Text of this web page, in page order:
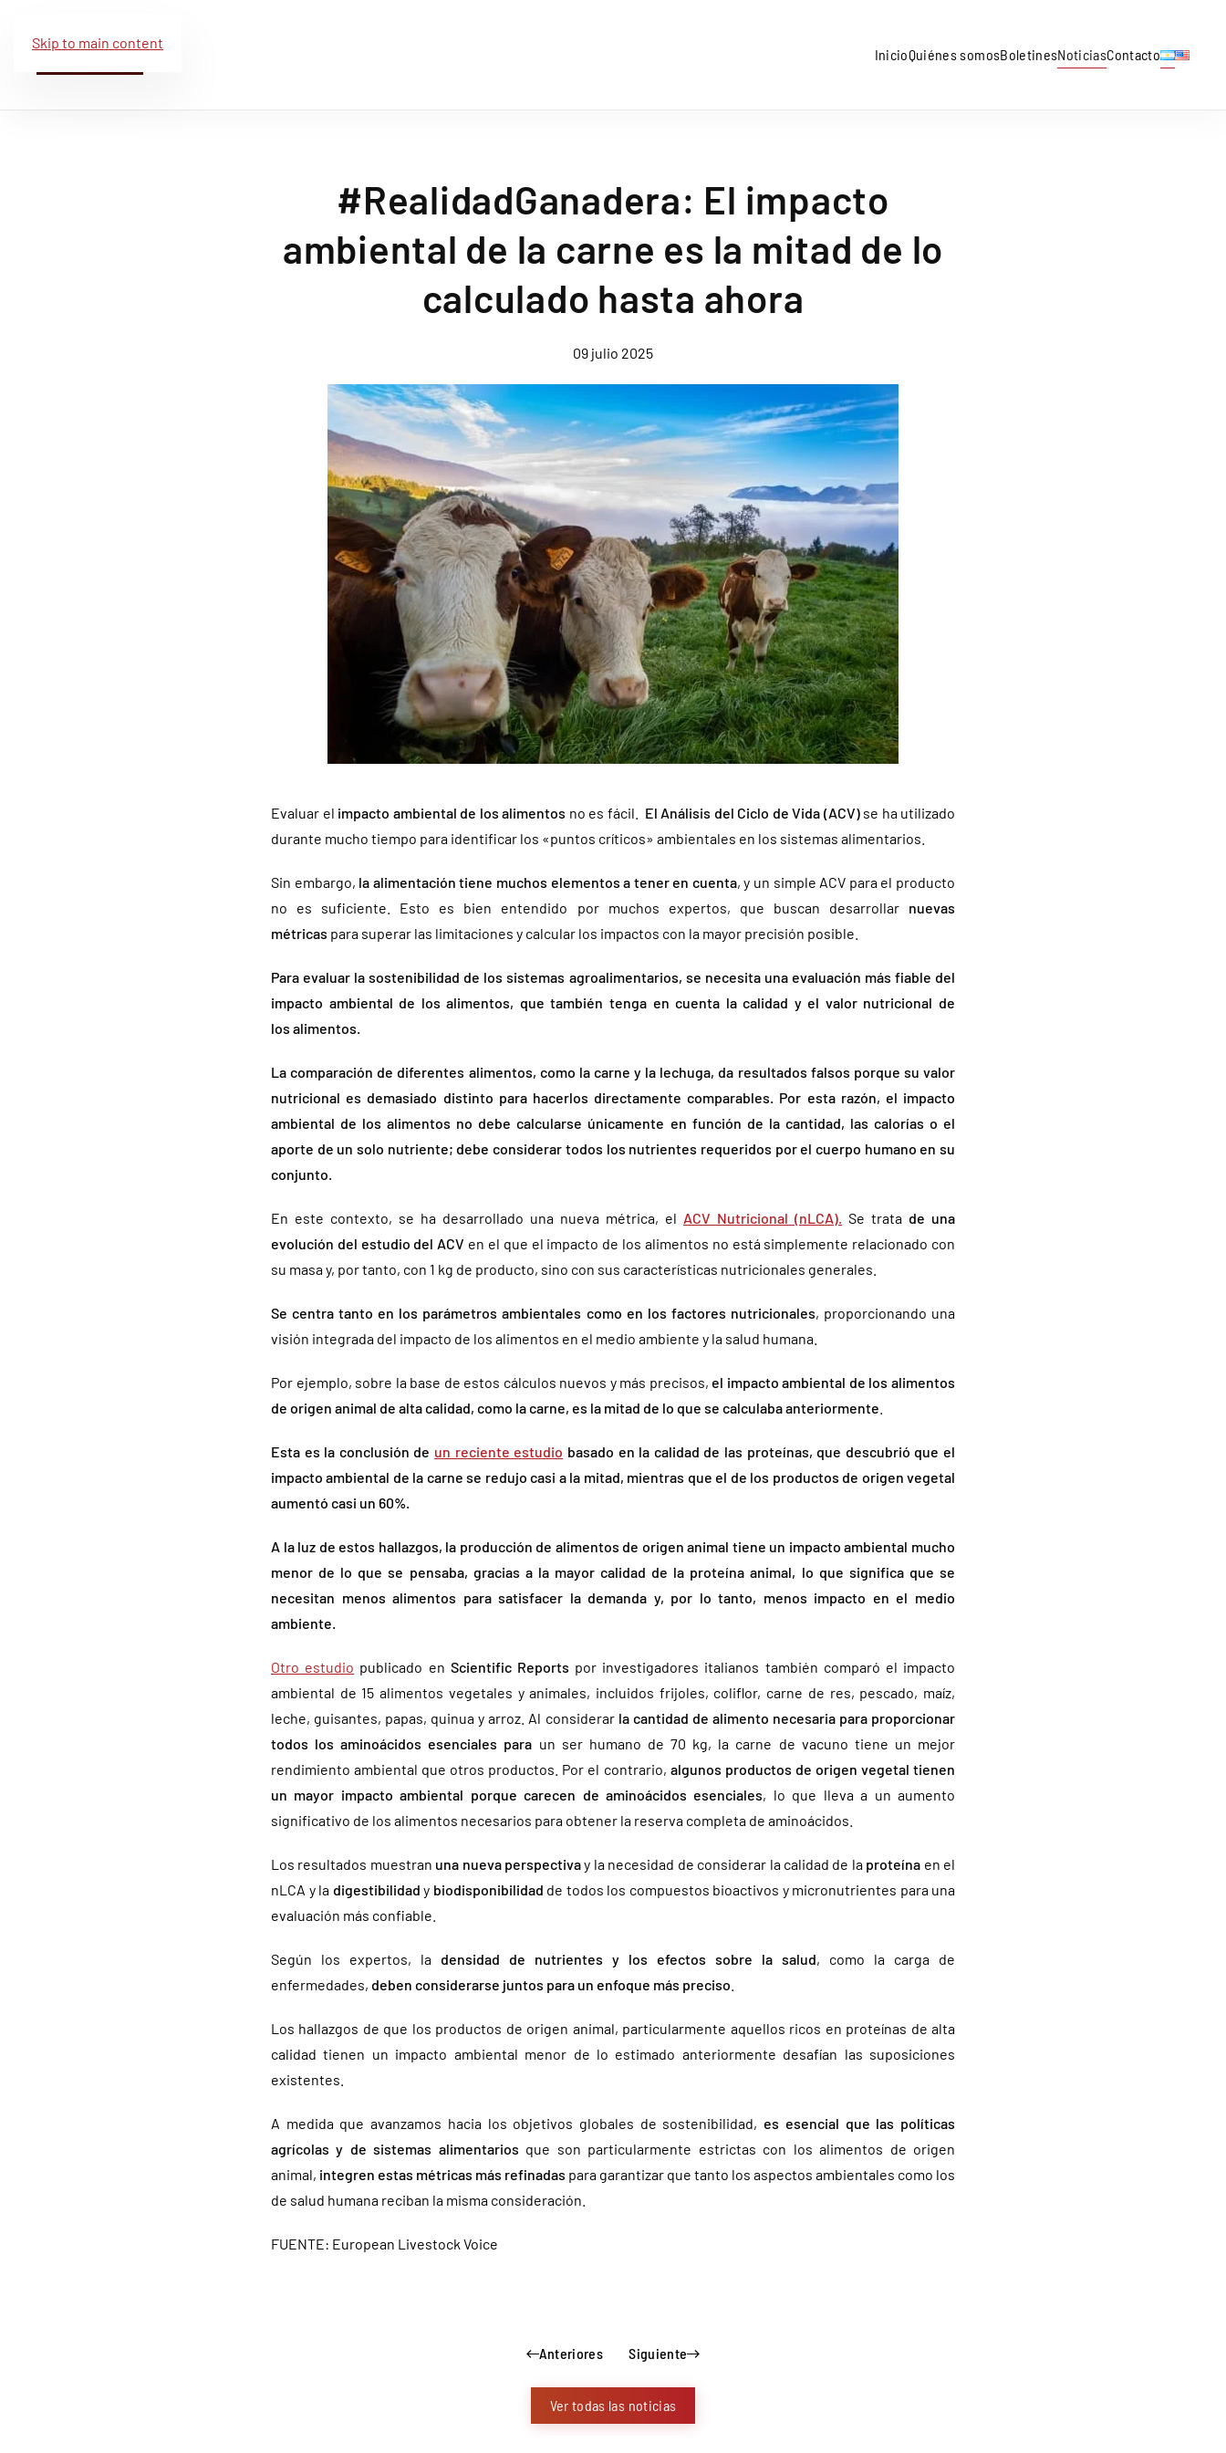
Skip to main content
InicioQuiénes somosBoletinesNoticiasContacto
#RealidadGanadera: El impacto
ambiental de la carne es la mitad de lo
calculado hasta ahora
09 julio 2025
Evaluar el impacto ambiental de los alimentos no es fácil. El Análisis del Ciclo de Vida (ACV)se ha utilizado
durante mucho tiempo para identificar los «puntos críticos» ambientales en los sistemas alimentarios.
Sin embargo, la alimentación tiene muchos elementos a tener en cuenta, y un simple ACV para el producto
no es suficiente. Esto es bien entendido por muchos expertos, que buscan desarrollar nuevas
métricas para superar las limitaciones y calcular los impactos con la mayor precisión posible.
Para evaluar la sostenibilidad de los sistemas agroalimentarios, se necesita una evaluación más fiable del
impacto ambiental de los alimentos, que también tenga en cuenta la calidad y el valor nutricional de
los alimentos.
La comparación de diferentes alimentos, como la carne y la lechuga, da resultados falsos porque su valor
nutricional es demasiado distinto para hacerlos directamente comparables. Por esta razón, el impacto
ambiental de los alimentos no debe calcularse únicamente en función de la cantidad, las calorías o el
aporte de un solo nutriente; debe considerar todos los nutrientes requeridos por el cuerpo humano en su
conjunto.
En este contexto, se ha desarrollado una nueva métrica, el ACV Nutricional (nLCA). Se trata de una
evolución del estudio del ACV en el que el impacto de los alimentos no está simplemente relacionado con
su masa y, por tanto, con 1 kg de producto, sino con sus características nutricionales generales.
Se centra tanto en los parámetros ambientales como en los factores nutricionales, proporcionando una
visión integrada del impacto de los alimentos en el medio ambiente y la salud humana.
Por ejemplo, sobre la base de estos cálculos nuevos y más precisos, el impacto ambiental de los alimentos
de origen animal de alta calidad, como la carne, es la mitad de lo que se calculaba anteriormente
Esta es la conclusión de un reciente estudio basado en la calidad de las proteínas, que descubrió que el
impacto ambiental de la carne se redujo casi a la mitad, mientras que el de los productos de origen vegetal
aumentó casi un 60%.
A la luz de estos hallazgos, la producción de alimentos de origen animal tiene un impacto ambiental mucho
menor de lo que se pensaba, gracias a la mayor calidad de la proteína animal, lo que significa que se
necesitan menos alimentos para satisfacer la demanda y, por lo tanto, menos impacto en el medio
ambiente.
Otro estudio publicado en Scientific Reports por investigadores italianos también comparó el impacto
ambiental de 15 alimentos vegetales y animales, incluidos frijoles, coliflor, carne de res, pescado, maíz,
leche, guisantes, papas, quinua y arroz. Al considerar la cantidad de alimento necesaria para proporcionar
todos los aminoácidos esenciales para un ser humano de 70 kg, la carne de vacuno tiene un mejor
rendimiento ambiental que otros productos. Por el contrario, algunos productos de origen vegetal tienen
un mayor impacto ambiental porque carecen de aminoácidos esenciales, lo que lleva a un aumento
significativo de los alimentos necesarios para obtener la reserva completa de aminoácidos.
Los resultados muestran una nueva perspectivay la necesidad de considerar la calidad de la proteína en el
nLCA y la digestibilidad y biodisponibilidad de todos los compuestos bioactivos y micronutrientes para una
evaluación más confiable.
Según los expertos, la densidad de nutrientes y los efectos sobre la salud, como la carga de
enfermedades, deben considerarse juntos para un enfoque más preciso
Los hallazgos de que los productos de origen animal, particularmente aquellos ricos en proteínas de alta
calidad tienen un impacto ambiental menor de lo estimado anteriormente desafían las suposiciones
existentes.
A medida que avanzamos hacia los objetivos globales de sostenibilidad, es esencial que las políticas
agrícolas y de sistemas alimentarios que son particularmente estrictas con los alimentos de origen
animal, integren estas métricas más refinadas para garantizar que tanto los aspectos ambientales como los
de salud humana reciban la misma consideración.
FUENTE: European Livestock Voice
Anteriores Siguiente
Ver todas las noticias